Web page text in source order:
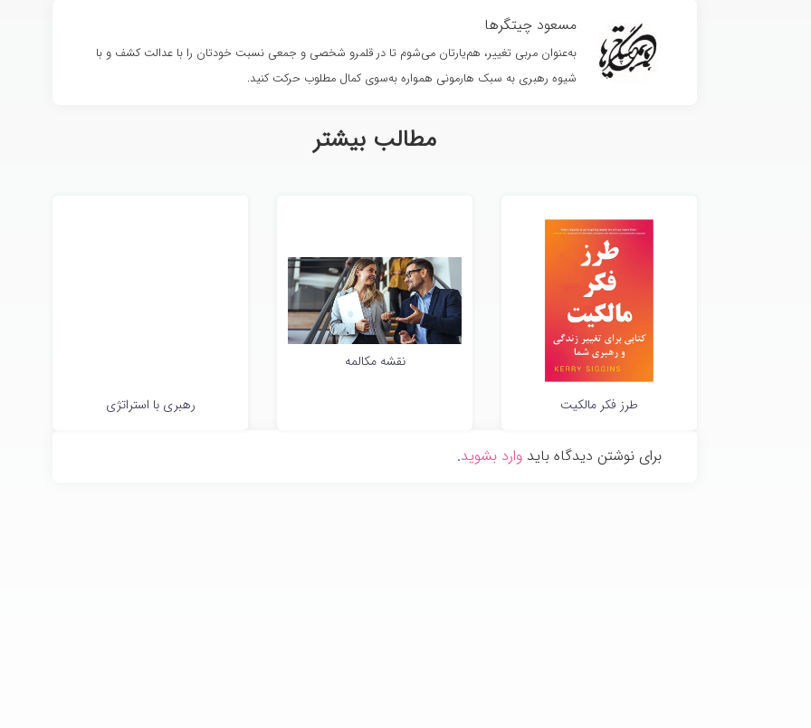
مسعود چیتگرها
به‌عنوان مربی تغییر، هم‌یارتان می‌شوم تا در قلمرو شخصی و جمعی نسبت خودتان را با عدالت کشف و با
شیوه رهبری به سبک هارمونی همواره به‌سوی کمال مطلوب حرکت کنید.
مطالب بیشتر
طرز فکر مالکیت
نقشه مکالمه
رهبری با استراتژی
برای نوشتن دیدگاه باید وارد بشوید.